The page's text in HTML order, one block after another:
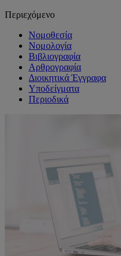
Περιεχόμενο
Νομοθεσία
Νομολογία
Βιβλιογραφία
Αρθρογραφία
Διοικητικά Έγγραφα
Υποδείγματα
Περιοδικά